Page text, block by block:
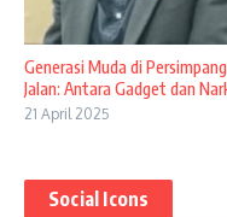
Generasi Muda di
Jalan: Antara Gadget dan
21 April 2025
Social Icons